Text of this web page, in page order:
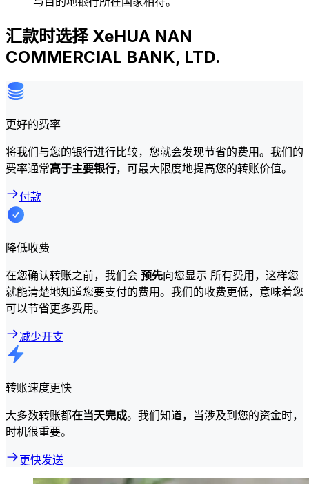
汇款时选择 XeHUA NAN
COMMERCIAL BANK, LTD.
更好的费率
将我们与您的银行进行比较，您就会发现节省的费用。我们的
费率通常高于主要银行，可最大限度地提高您的转账价值。
付款
降低收费
在您确认转账之前，我们会 预先向您显示 所有费用，这样您
就能清楚地知道您要支付的费用。我们的收费更低，意味着您
可以节省更多费用。
减少开支
转账速度更快
大多数转账都在当天完成。我们知道，当涉及到您的资金时，
时机很重要。
更快发送